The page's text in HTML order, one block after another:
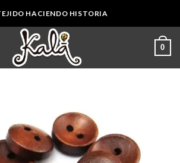
HACIENDO HISTORIA
0